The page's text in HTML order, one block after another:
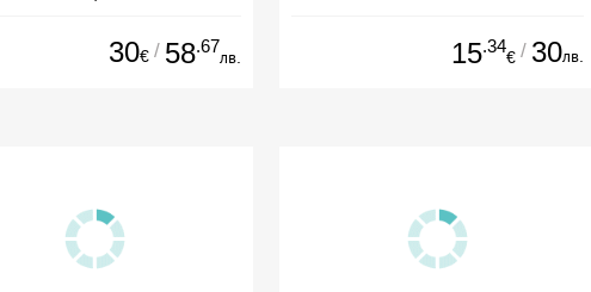
30€ / 58.67
лв. 15.34
€ / 30лв.